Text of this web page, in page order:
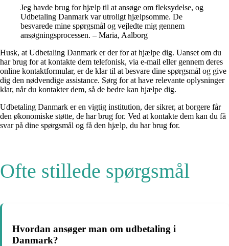
Jeg havde brug for hjælp til at ansøge om fleksydelse, og
Udbetaling Danmark var utroligt hjælpsomme. De
besvarede mine spørgsmål og vejledte mig gennem
ansøgningsprocessen. – Maria, Aalborg
Husk, at Udbetaling Danmark er der for at hjælpe dig. Uanset om du
har brug for at kontakte dem telefonisk, via e-mail eller gennem deres
online kontaktformular, er de klar til at besvare dine spørgsmål og give
dig den nødvendige assistance. Sørg for at have relevante oplysninger
klar, når du kontakter dem, så de bedre kan hjælpe dig.
Udbetaling Danmark er en vigtig institution, der sikrer, at borgere får
den økonomiske støtte, de har brug for. Ved at kontakte dem kan du få
svar på dine spørgsmål og få den hjælp, du har brug for.
Ofte stillede spørgsmål
Hvordan ansøger man om udbetaling i
Danmark?